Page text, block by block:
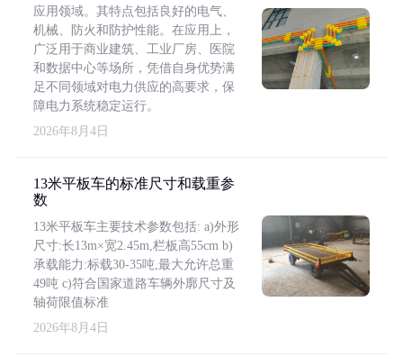
应用领域。其特点包括良好的电气、
机械、防火和防护性能。在应用上，
广泛用于商业建筑、工业厂房、医院
和数据中心等场所，凭借自身优势满
足不同领域对电力供应的高要求，保
障电力系统稳定运行。
2026年8月4日
13米平板车的标准尺寸和载重参
数
13米平板车主要技术参数包括: a)外形
尺寸:长13m×宽2.45m,栏板高55cm b)
承载能力:标载30-35吨,最大允许总重
49吨 c)符合国家道路车辆外廓尺寸及
轴荷限值标准
2026年8月4日